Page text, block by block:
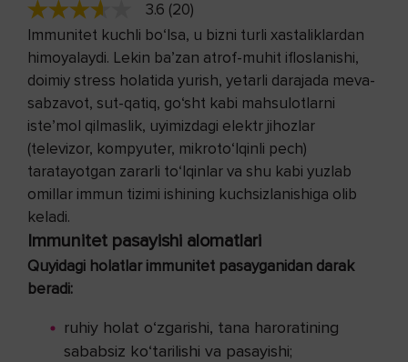
3.6 (20)
Immunitet kuchli bo‘lsa, u bizni turli xastaliklardan
himoyalaydi. Lekin ba’zan atrof-muhit ifloslanishi,
doimiy stress holatida yurish, yetarli darajada meva-
sabzavot, sut-qatiq, go‘sht kabi mahsulotlarni
iste’mol qilmaslik, uyimizdagi elektr jihozlar
(televizor, kompyuter, mikroto‘lqinli pech)
taratayotgan zararli to‘lqinlar va shu kabi yuzlab
omillar immun tizimi ishining kuchsizlanishiga olib
keladi.
Immunitet pasayishi alomatlari
Quyidagi holatlar immunitet pasayganidan darak
beradi:
ruhiy holat o‘zgarishi, tana haroratining
sababsiz ko‘tarilishi va pasayishi;